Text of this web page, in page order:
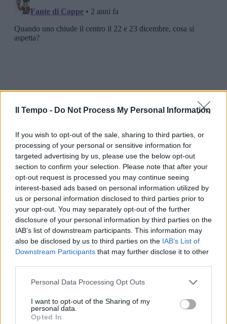
Il Tempo - Do Not Process My Personal Information
If you wish to opt-out of the sale, sharing to third parties, or
processing of your personal or sensitive information for
targeted advertising by us, please use the below opt-out
section to confirm your selection. Please note that after your
opt-out request is processed you may continue seeing
interest-based ads based on personal information utilized by
us or personal information disclosed to third parties prior to
your opt-out. You may separately opt-out of the further
disclosure of your personal information by third parties on the
IAB’s list of downstream participants. This information may
also be disclosed by us to third parties on the IAB’s List of
Downstream Participants that may further disclose it to other
Personal Data Processing Opt Outs
I want to opt-out of the Sharing of my
personal data.
Opted In